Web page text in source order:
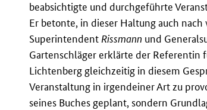
beabsichtigte und durchgeführte
Er betonte, in dieser Haltung auch
Superintendent Rissmann und
Gartenschläger erklärte der Referentin
Lichtenberg gleichzeitig in diesem
Veranstaltung in irgendeiner Art zu
seines Buches geplant, sondern